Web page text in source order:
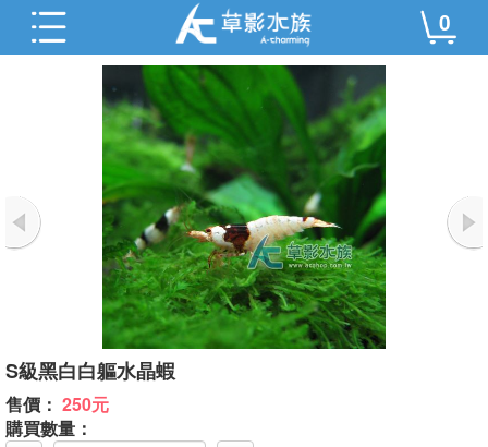
0
S級黑白白軀水晶蝦
售價： 250元
購買數量：